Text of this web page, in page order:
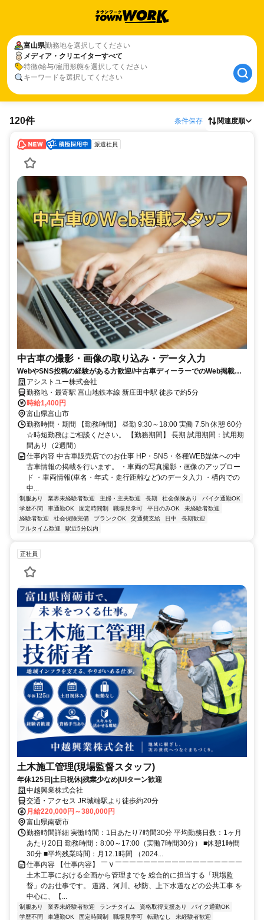
富山県勤務地を選択してください
メディア・クリエイターすべて
特徴/給与/雇用形態を選択してください
キーワードを選択してください
120件 条件保存 関連度順
派遣社員
中古車の撮影・画像の取り込み・データ入力
WebやSNS投稿の経験がある方歓迎//中古車ディーラーでのWeb掲載ス
タッフアシストユー株式会社
勤務地・最寄駅 富山地鉄本線 新庄田中駅 徒歩で約5分
時給1,400円
富山県富山市
勤務時間・期間 【勤務時間】 昼勤 9:30～18:00 実働 7.5h 休憩 60分
☆時短勤務はご相談ください。 【勤務期間】 長期 試用期間：試用期
間あり（2週間）
仕事内容 中古車販売店でのお仕事 HP・SNS・各種WEB媒体への中
古車情報の掲載を行います。 ・車両の写真撮影・画像のアップロー
ド ・車両情報(車名・年式・走行距離など)のデータ入力 ・構内での
中...
制服あり 業界未経験者歓迎 主婦・主夫歓迎 長期 社会保険あり
バイク通勤OK
学歴不問
車通勤OK 固定時間制 職場見学可 平日のみOK
未経験者歓迎
経験者歓迎
社会保険完備 ブランクOK 交通費支給 日中
長期歓迎
フルタイム歓迎
駅近5分以内
正社員
土木施工管理(現場監督スタッフ)
年休125日|土日祝休|残業少なめ|UIターン歓迎
中越興業株式会社
交通・アクセス JR城端駅より徒歩約20分
月給220,000円～380,000円
富山県南砺市
勤務時間詳細 実働時間：1日あたり7時間30分 平均勤務日数：1ヶ月
あたり20日 勤務時間：8:00～17:00（実働7時間30分） ■休憩1時間
30分 ■平均残業時間：月12.1時間 （2024...
仕事内容 【仕事内容】 ￣Ｖ￣￣￣￣￣￣￣￣￣￣￣￣￣￣￣￣￣￣
土木工事における企画から管理までを 総合的に担当する「現場監
督」のお仕事です。 道路、河川、砂防、上下水道などの公共工事 を
中心に、【...
制服あり 業界未経験者歓迎 ランチタイム 資格取得支援あり
バイク通勤OK
学歴不問
車通勤OK 固定時間制 職場見学可 転勤なし
未経験者歓迎